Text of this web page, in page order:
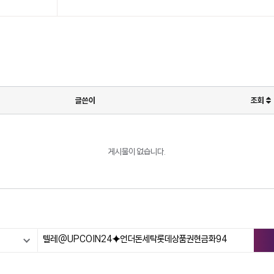
글쓴이 조회
게시물이 없습니다.